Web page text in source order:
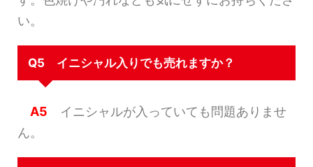
い。
Q5 イニシャル入りでも売れますか？
A5 イニシャルが入っていても問題ありませ
ん。